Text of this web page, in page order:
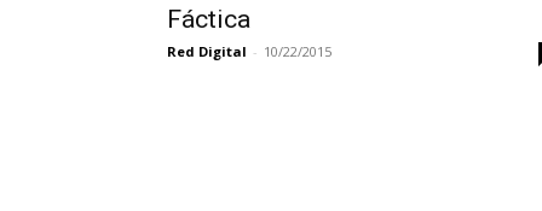
Fáctica
Red Digital - 10/22/2015